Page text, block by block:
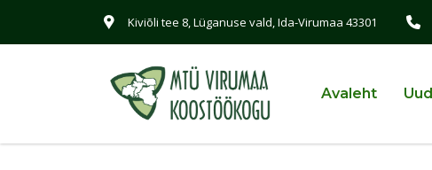
Kiviõli tee 8, Lüganuse vald, Ida-Virumaa 43301
Avaleht